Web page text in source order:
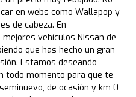
en webs como Wallapop y
de cabeza. En
vehículos Nissan de
que has hecho un gran
Estamos deseando
todo momento para que te
de ocasión y km 0